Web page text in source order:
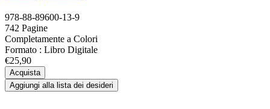
978-88-89600-13-9
742 Pagine
Completamente a Colori
Formato : Libro Digitale
€25,90
Acquista
Aggiungi alla lista dei desideri